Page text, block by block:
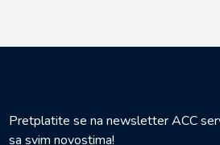
Pretplatite se na newsletter ACC
sa svim novostima!